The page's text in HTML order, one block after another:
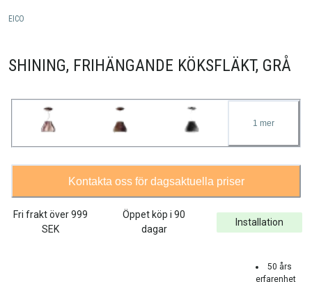
EICO
SHINING, FRIHÄNGANDE KÖKSFLÄKT, GRÅ
1 mer
Kontakta oss för dagsaktuella priser
Fri frakt över999
SEK
Öppet köp i 90
dagar
Installation
50 års
erfarenhet